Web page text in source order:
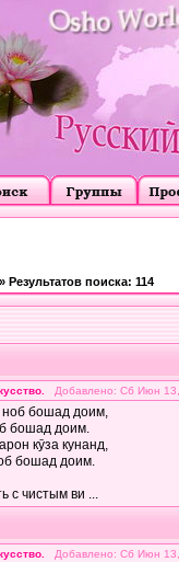
» Результатов поиска: 114
Добавлено: Сб Июн
бошад доим,
бошад доим.
кӯза кунанд,
бошад доим.
с чистым ви ...
Добавлено: Сб Июн